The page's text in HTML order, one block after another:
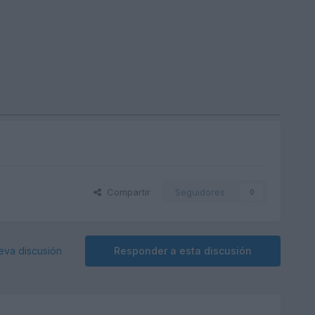
Compartir Seguidores 0
Responder a esta discusión
discusión